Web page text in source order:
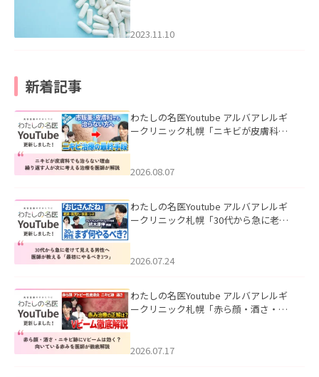
2023.11.10
新着記事
わたしの名医Youtube アルバアレルギ
ークリニック札幌「ニキビが皮膚科で
ました。
2026.08.07
わたしの名医Youtube アルバアレルギ
ークリニック札幌「30代から急に老け
た。
2026.07.24
わたしの名医Youtube アルバアレルギ
ークリニック札幌「赤ら顔・酒さ・ニ
した。
2026.07.17